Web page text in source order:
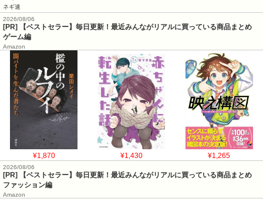
ネギ速
2026/08/06
[PR] 【ベストセラー】毎日更新！最近みんながリアルに買っている商品まとめ
ゲーム編
Amazon
¥1,870 ¥1,430 ¥1,265
2026/08/06
[PR] 【ベストセラー】毎日更新！最近みんながリアルに買っている商品まとめ
ファッション編
Amazon